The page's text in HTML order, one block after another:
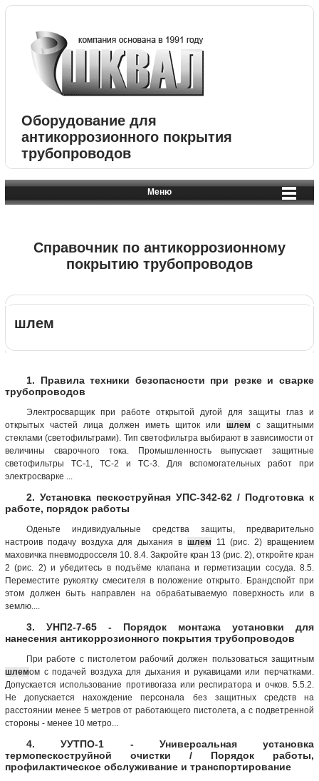
Оборудование для
антикоррозионного покрытия
трубопроводов
Меню
Справочник по антикоррозионному
покрытию трубопроводов
шлем
1. Правила техники безопасности при резке и сварке
трубопроводов
Электросварщик при работе открытой дугой для защиты глаз и
открытых частей лица должен иметь щиток или шлем с защитными
стеклами (светофильтрами). Тип светофильтра выбирают в зависимости от
величины сварочного тока. Промышленность выпускает защитные
светофильтры ТС-1, ТС-2 и ТС-3. Для вспомогательных работ при
электросварке ...
2. Установка пескоструйная УПС-342-62 / Подготовка к
работе, порядок работы
Оденьте индивидуальные средства защиты, предварительно
настроив подачу воздуха для дыхания в шлем 11 (рис. 2) вращением
маховичка пневмодросселя 10. 8.4. Закройте кран 13 (рис. 2), откройте кран
2 (рис. 2) и убедитесь в подъёме клапана и герметизации сосуда. 8.5.
Переместите рукоятку смесителя в положение открыто. Брандспойт при
этом должен быть направлен на обрабатываемую поверхность или в
землю....
3. УНП2-7-65 - Порядок монтажа установки для
нанесения антикоррозионного покрытия трубопроводов
При работе с пистолетом рабочий должен пользоваться защитным
шлемом с подачей воздуха для дыхания и рукавицами или перчатками.
Допускается использование противогаза или респиратора и очков. 5.5.2.
Не допускается нахождение персонала без защитных средств на
расстоянии менее 5 метров от работающего пистолета, а с подветренной
стороны - менее 10 метро...
4. УУТПО-1 - Универсальная установка
термопескоструйной очистки / Порядок работы,
профилактическое обслуживание и транспортирование